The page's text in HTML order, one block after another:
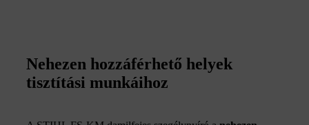
Nehezen hozzáférhető helyek
tisztítási munkáihoz